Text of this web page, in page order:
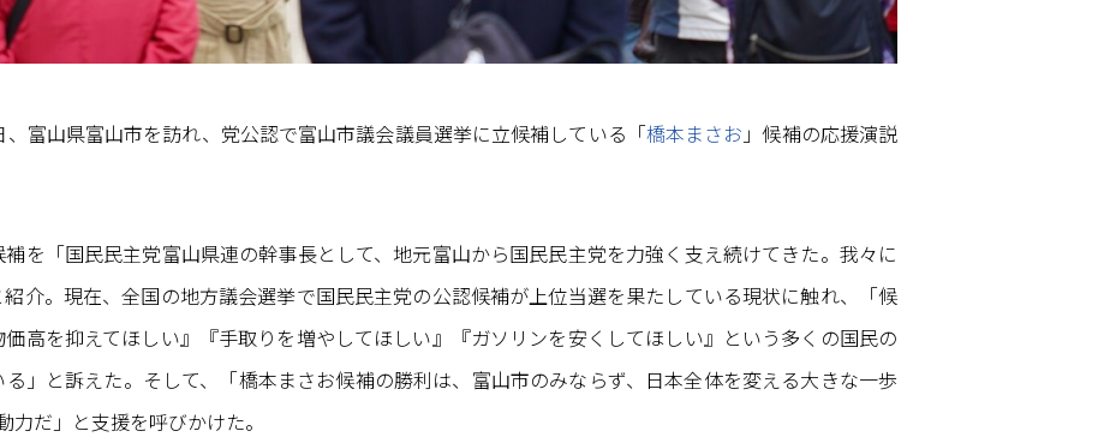
富山県富山市を訪れ、党公認で富山市議会議員選挙に立候補している「橋本まさお 」候補の応援演説
を「国民民主党富山県連の幹事長として、地元富山から国民民主党を力強く支え続けてきた。我々に
介。現在、全国の地方議会選挙で国民民主党の公認候補が上位当選を果たしている現状に触れ、「候
高を抑えてほしい』『手取りを増やしてほしい』『ガソリンを安くしてほしい』という多くの国民の
」と訴えた。そして、「橋本まさお候補の勝利は、富山市のみならず、日本全体を変える大きな一歩
だ」と支援を呼びかけた。